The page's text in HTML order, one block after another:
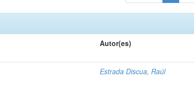
Autor(es)
Estrada Discua, Raúl